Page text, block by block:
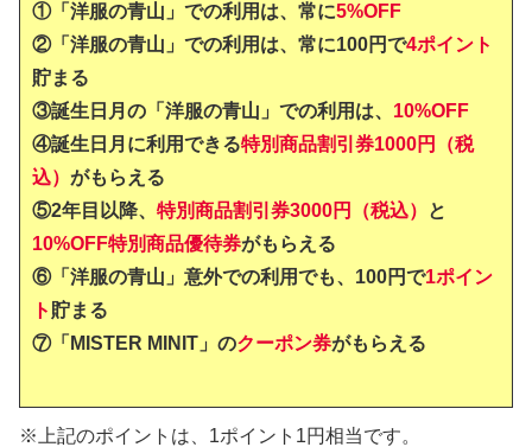
①「洋服の青山」 での利用は、常に5%OFF
②「洋服の青山」での利用は、常に100円で4ポイント
貯まる
③誕生日月の「洋服の青山」での利用は、 10%OFF
④誕生日月に利用できる特別商品割引券1000円（税
込） がもらえる
⑤2年目以降、 特別商品割引券3000円（税込）
と
10%OFF特別商品優待券がもらえる
⑥「洋服の青山」意外での利用でも、100円で1ポイン
ト 貯まる
⑦「MISTER MINIT」のクーポン券がもらえる
※上記のポイントは、1ポイント1円相当です。